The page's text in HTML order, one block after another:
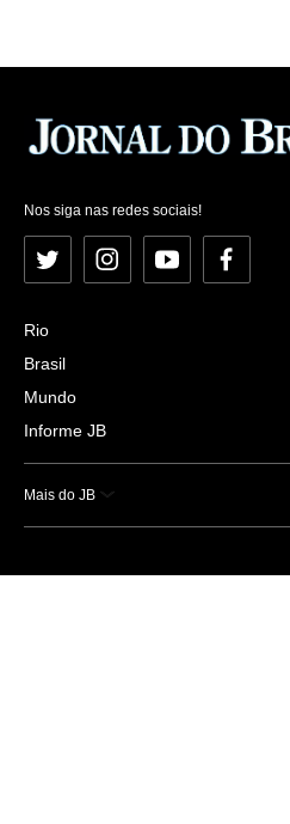
Nos siga nas redes sociais!
Twitter InstagramYouTubeFacebook
Rio
Brasil
Mundo
Informe JB
Mais do JB
Esportes